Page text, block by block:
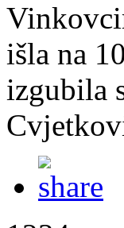
išla na
izgubila